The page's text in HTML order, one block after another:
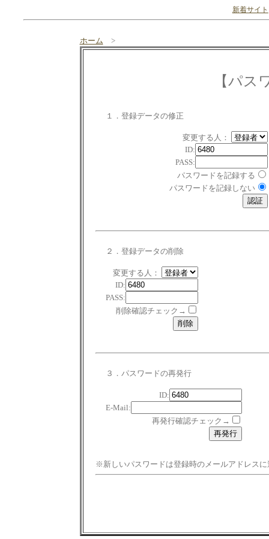
新着サイト
ホーム >
【パス
１．登録データの修正
変更する人：
ID:
PASS:
パスワードを記録する
パスワードを記録しない
２．登録データの削除
変更する人：
ID:
PASS:
削除確認チェック→
３．パスワードの再発行
ID:
E-Mail:
再発行確認チェック→
※新しいパスワードは登録時のメールアドレスに